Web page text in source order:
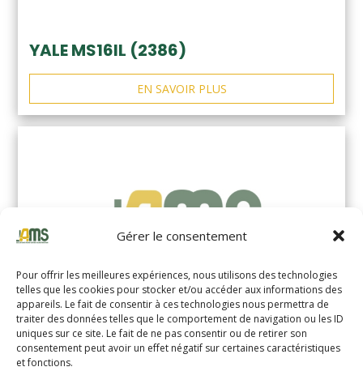
Gérer le consentement
Pour offrir les meilleures expériences, nous utilisons des technologies
telles que les cookies pour stocker et/ou accéder aux informations des
appareils. Le fait de consentir à ces technologies nous permettra de
traiter des données telles que le comportement de navigation ou les ID
uniques sur ce site. Le fait de ne pas consentir ou de retirer son
consentement peut avoir un effet négatif sur certaines caractéristiques
et fonctions.
YALE MS16IL (2386)
EN SAVOIR PLUS
YALE MS14XIL (2510)